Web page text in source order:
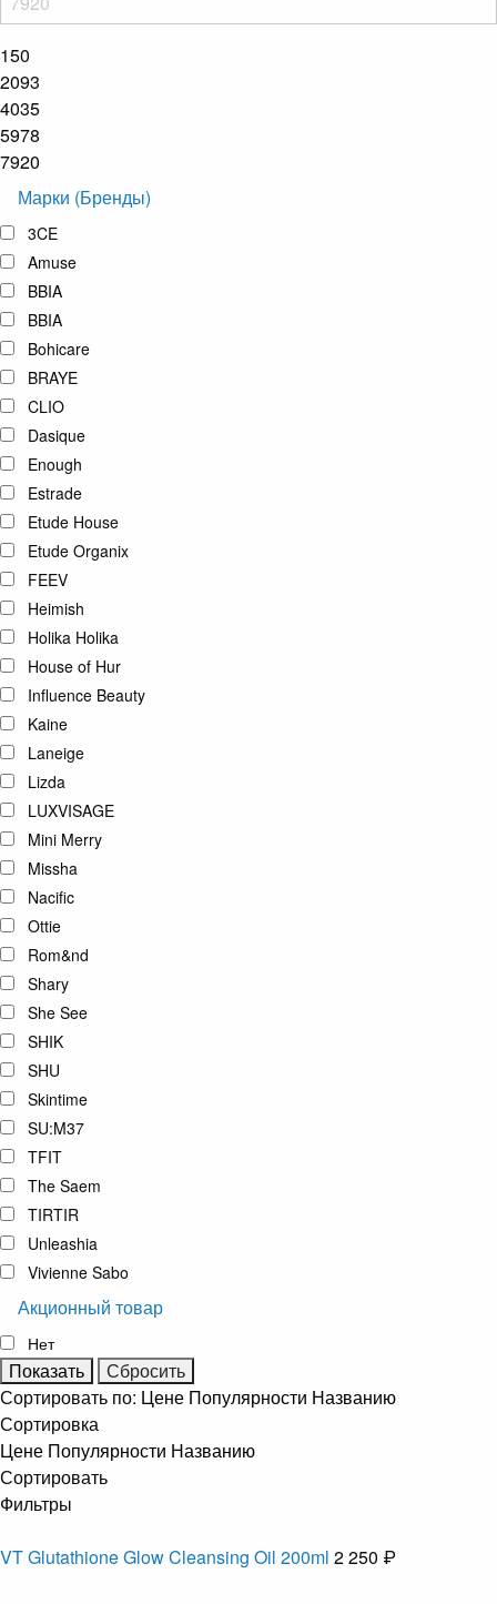
150
2093
4035
5978
7920
Марки (Бренды)
3CE
Amuse
BBIA
BBIA
Bohicare
BRAYE
CLIO
Dasique
Enough
Estrade
Etude House
Etude Organix
FEEV
Heimish
Holika Holika
House of Hur
Influence Beauty
Kaine
Laneige
Lizda
LUXVISAGE
Mini Merry
Missha
Nacific
Ottie
Rom&nd
Shary
She See
SHIK
SHU
Skintime
SU:M37
TFIT
The Saem
TIRTIR
Unleashia
Vivienne Sabo
Акционный товар
Нет
Сортировать по: Цене Популярности Названию
Сортировка
Цене Популярности Названию
Сортировать
Фильтры
VT Glutathione Glow Cleansing Oil 200ml 2 250 ₽